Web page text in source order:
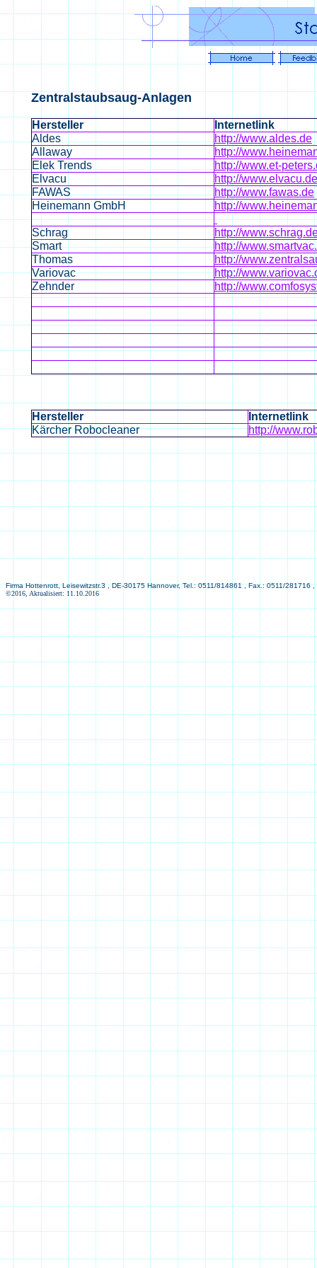
Zentralstaubsaug-Anlagen
Hersteller
Internetlink
Aldes
http://www.aldes.de
Allaway
http://
Elek Trends
http://www.et-
Elvacu
http://www.elvacu.de
FAWAS
http://www.fawas.de
Heinemann GmbH
http://
Schrag
http://
Smart
http://
Thomas
http://
Variovac
http://
Zehnder
http://
Hersteller
Internetlink
Kärcher Robocleaner
http://
Firma Hottenrott, Leisewitzstr.3 , DE-30175 Hannover, Tel.: 0511/814861 , Fax.: 0511/281716
©2016, Aktualisiert: 11.10.2016